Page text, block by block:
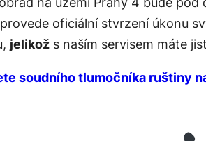
oficiální stvrzení úkonu
jelikožs naším servisem máte
soudního tlumočníka ruštiny